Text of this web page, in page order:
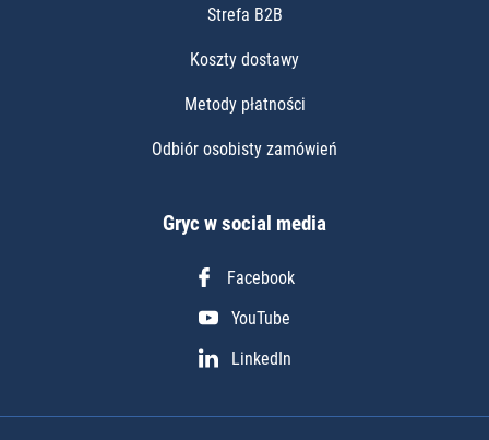
Strefa B2B
Koszty dostawy
Metody płatności
Odbiór osobisty zamówień
Gryc w social media
Facebook
YouTube
LinkedIn